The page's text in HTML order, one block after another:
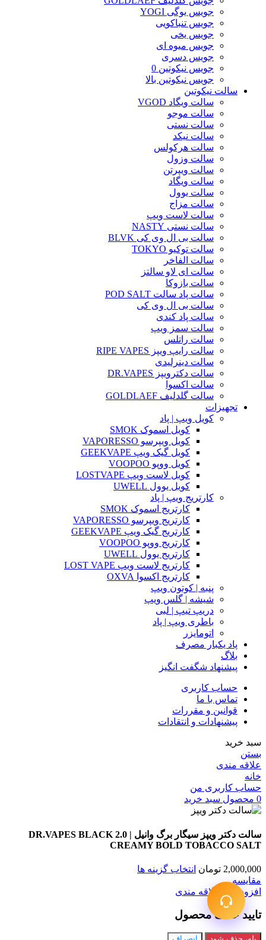
جویس یوگی YOGI
جویس تنباکویی
جویس یخی
جویس میوه ای
جویس دسری
جویس نیکوتین 0
جویس نیکوتین بالا
سالت نیکوتین
سالت ویگاد VGOD
سالت موجو
سالت نستی
سالت نیکد
سالت هرکولس
سالت وزول
سالت ویپرتن
سالت ویگاد
سالت یوول
سالت مزاج
سالت لاست ویپ
سالت نستی NASTY
سالت بی ال وی کی BLVK
سالت توکیو TOKYO
سالت الفاخر
سالت ای لاو سالتز
سالت بازوکا
سالت پاد سالت POD SALT
سالت بی ال وی کی
سالت پاد کندی
سالت سمز ویپ
سالت راتلس
سالت رایپ ویپز RIPE VAPES
سالت دینرلیدی
سالت دکترویپز DR.VAPES
سالت اکسوا
سالت گلدلیف GOLDLAEF
تجهیزات
کویل ویپ | پاد
کویل اسموک SMOK
کویل ویپرسو VAPORESSO
کویل گیک ویپ GEEKVAPE
کویل ووپو VOOPOO
کویل لاست ویپ LOSTVAPE
کویل یوول UWELL
کارتریج ویپ | پاد
کارتریج اسموک SMOK
کارتریج ویپرسو VAPORESSO
کارتریج گیک ویپ GEEKVAPE
کارتریج ووپو VOOPOO
کارتریج یوول UWELL
کارتریج لاست ویپ LOST VAPE
کارتریج اکسوا OXVA
پنبه | کوتون ویپ
شیشه | گلس ویپ
دریپ تیپ | لبی
باطری ویپ | پاد
اتومایزر
پاد یکبار مصرف
بلاگ
پیشنهاد شگفت انگیز
حساب کاربری
تماس با ما
قوانین و مقررات
پیشنهادات و انتقادات
سبد خرید
بستن
علاقه مندی
خانه
حساب کاربری من
0 محصول سبد خرید
سالت دکتر ویپز سیگار برگ وانیل | DR.VAPES BLACK 2.0
CREAMY BOLD TOBACCO SALT
2,000,000 تومان انتخاب گزینه ها
مقایسه
افزودن به علاقه مندی
تایید حذف محصول